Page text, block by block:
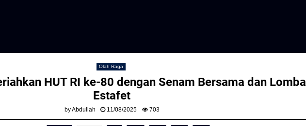
Olah Raga
HUT RI ke-80 dengan Senam Bersama dan Lomba
Estafet
byAbdullah 11/08/2025 703